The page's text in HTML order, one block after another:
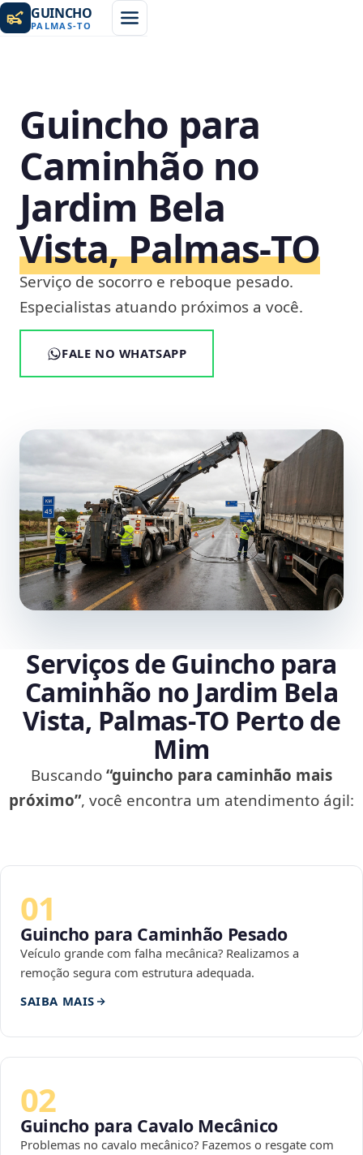
GUINCHO
PALMAS-TO
Guincho para
Caminhão no
Jardim Bela
Vista, Palmas‑TO
Serviço de socorro e reboque pesado.
Especialistas atuando próximos a você.
FALE NO WHATSAPP
Serviços de Guincho para
Caminhão no Jardim Bela
Vista, Palmas‑TO Perto de
Mim
Buscando“guincho para caminhão mais
próximo”, você encontra um atendimento ágil:
01
Guincho para Caminhão Pesado
Veículo grande com falha mecânica? Realizamos a
remoção segura com estrutura adequada.
SAIBA MAIS
02
Guincho para Cavalo Mecânico
Problemas no cavalo mecânico? Fazemos o resgate com